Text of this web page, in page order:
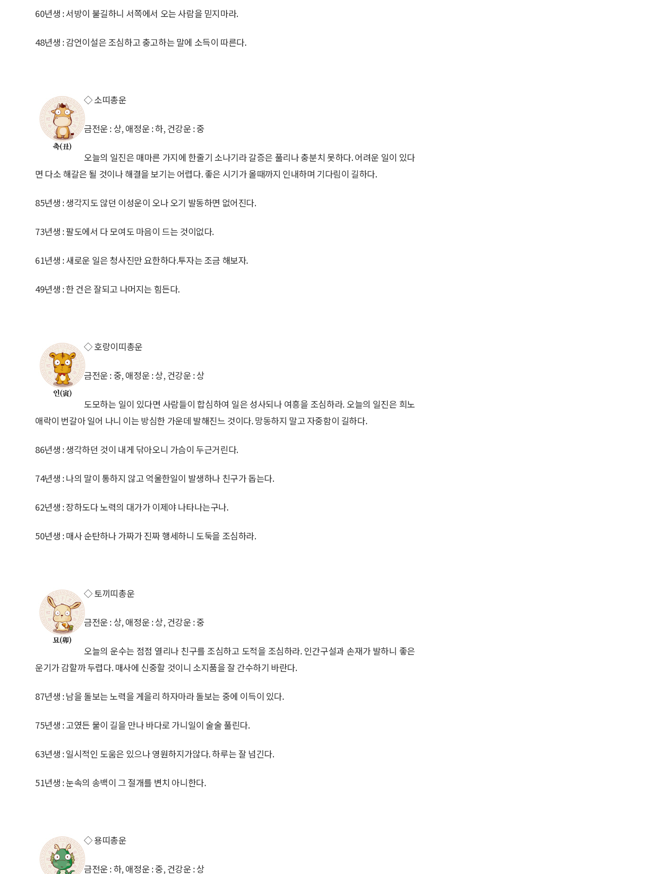
60년생 : 서방이 불길하니 서쪽에서 오는 사람을 믿지마라.
48년생 : 감언이설은 조심하고 충고하는 말에 소득이 따른다.
◇ 소띠총운
금전운 : 상, 애정운 : 하, 건강운 : 중
오늘의 일진은 매마른 가지에 한줄기 소나기라 갈증은 풀리나 충분치 못하다. 어려운 일이 있다
면 다소 해갈은 될 것이나 해결을 보기는 어렵다. 좋은 시기가 올때까지 인내하며 기다림이 길하다.
85년생 : 생각지도 않던 이성운이 오나 오기 발동하면 없어진다.
73년생 : 팔도에서 다 모여도 마음이 드는 것이없다.
61년생 : 새로운 일은 청사진만 요한하다.투자는 조금 해보자.
49년생 : 한 건은 잘되고 나머지는 힘든다.
◇ 호랑이띠총운
금전운 : 중, 애정운 : 상, 건강운 : 상
도모하는 일이 있다면 사람들이 합심하여 일은 성사되나 여흥을 조심하라. 오늘의 일진은 희노
애락이 번갈아 일어 나니 이는 방심한 가운데 발해진느 것이다. 망동하지 말고 자중함이 길하다.
86년생 : 생각하던 것이 내게 닦아오니 가슴이 두근거린다.
74년생 : 나의 말이 통하지 않고 억울한일이 발생하나 친구가 돕는다.
62년생 : 장하도다 노력의 대가가 이제야 나타나는구나.
50년생 : 매사 순탄하나 가짜가 진짜 행세하니 도둑을 조심하라.
◇ 토끼띠총운
금전운 : 상, 애정운 : 상, 건강운 : 중
오늘의 운수는 점점 열리나 친구를 조심하고 도적을 조심하라. 인간구설과 손재가 발하니 좋은
운기가 감할까 두렵다. 매사에 신중할 것이니 소지품을 잘 간수하기 바란다.
87년생 : 남을 돌보는 노력을 게을리 하자마라 돌보는 중에 이득이 있다.
75년생 : 고였든 물이 길을 만나 바다로 가니일이 술술 풀린다.
63년생 : 일시적인 도움은 있으나 영원하지가않다. 하루는 잘 넘긴다.
51년생 : 눈속의 송백이 그 절개를 변치 아니한다.
◇ 용띠총운
금전운 : 하, 애정운 : 중, 건강운 : 상